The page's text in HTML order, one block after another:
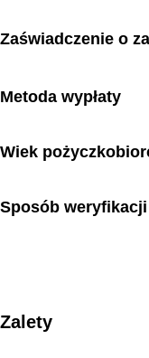
Zaświadczenie o
Metoda wypłaty
Wiek
Sposób weryfikacji
Zalety